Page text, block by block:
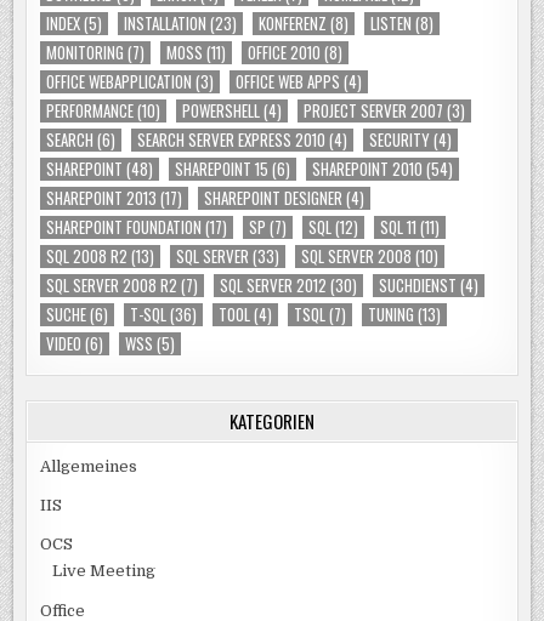
INDEX(5) INSTALLATION (23) KONFERENZ (8) LISTEN (8)
MONITORING (7) MOSS (11) OFFICE 2010 (8)
OFFICE WEBAPPLICATION (3) OFFICE WEB APPS (4)
PERFORMANCE(10) POWERSHELL (4) PROJECT SERVER 2007 (3)
SEARCH (6) SEARCH SERVER EXPRESS 2010 (4) SECURITY(4)
SHAREPOINT (48) SHAREPOINT 15 (6) SHAREPOINT 2010 (54)
SHAREPOINT 2013 (17) SHAREPOINT DESIGNER (4)
SHAREPOINT FOUNDATION (17) SP (7) SQL (12) SQL 11 (11)
SQL 2008 R2 (13) SQL SERVER (33) SQL SERVER 2008 (10)
SQL SERVER 2008 R2 (7) SQL SERVER 2012 (30) SUCHDIENST (4)
SUCHE(6) T-SQL (36) TOOL (4) TSQL (7) TUNING (13)
VIDEO (6) WSS (5)
KATEGORIEN
Allgemeines
IIS
OCS
Live Meeting
Office